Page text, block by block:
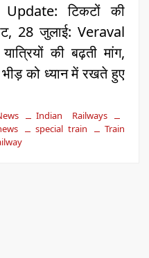
टिकटों की
28 जुलाई: Veraval
की बढ़ती मांग,
भीड़ को ध्यान में रखते हुए
Indian Railways
special train
Train